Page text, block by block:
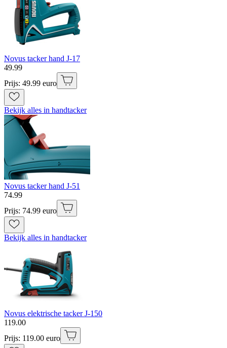
Novus tacker hand J-17
49.99
Prijs: 49.99 euro
Bekijk alles in handtacker
Novus tacker hand J-51
74.99
Prijs: 74.99 euro
Bekijk alles in handtacker
Novus elektrische tacker J-150
119.00
Prijs: 119.00 euro